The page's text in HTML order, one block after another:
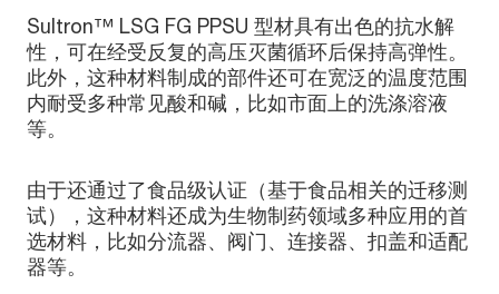
Sultron™ LSG FG PPSU 型材具有出色的抗水解
性，可在经受反复的高压灭菌循环后保持高弹性。
此外，这种材料制成的部件还可在宽泛的温度范围
内耐受多种常见酸和碱，比如市面上的洗涤溶液
等。
由于还通过了食品级认证（基于食品相关的迁移测
试），这种材料还成为生物制药领域多种应用的首
选材料，比如分流器、阀门、连接器、扣盖和适配
器等。